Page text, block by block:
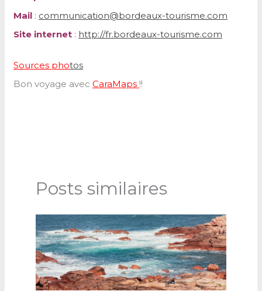
Mail : communication@bordeaux-tourisme.com
Site internet : http://fr.bordeaux-tourisme.com
Sources photos
Bon voyage avecCaraMaps !!
Posts similaires